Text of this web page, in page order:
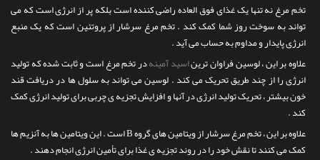
تخم مرغ نه تنها یک غذای فوق العاده راضی کننده است بلکه پر از انرژی است که می
تواند به سوخت روز شما کمک کند . تخم مرغ سرشار از پروتئین است که یک منبع
انرژی پایدار و مداوم به حساب می آید .
علاوه بر این ، لوسین فراوان تریناسید آمینهدر تخم مرغ است و ثابت شده که تولید
انرژی را از چند طریق تحریک می کند . لوسین می تواند به سلول ها در دریافت قند
خون بیشتر ، تحریک تولید انرژی در آنها و افزایش تجزیه ی چربی برای تولید انرژی کمک
کند .
علاوه بر این ، تخم مرغ سرشار از ویتامین های گروه B است . این ویتامین ها به آنزیم ها
کمک می کنند تا نقش خود را در روند تجزیه ی غذا برای تأمین انرژی انجام دهند .